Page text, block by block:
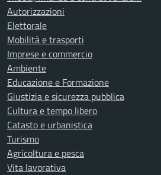
Autorizzazioni
Elettorale
Mobilità e trasporti
Imprese e commercio
Ambiente
Educazione e Formazione
Giustizia e sicurezza pubblica
Cultura e tempo libero
Catasto e urbanistica
Turismo
Agricoltura e pesca
Vita lavorativa